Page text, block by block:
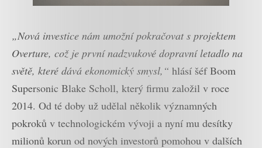
„Nová investice nám umožní pokračovat s projektem
Overture, což je první nadzvukové dopravní letadlo na
světě, které dává ekonomický smysl,“ hlásí šéf Boom
Supersonic Blake Scholl, který firmu založil v roce
2014. Od té doby už udělal několik významných
pokroků v technologickém vývoji a nyní mu desítky
milionů korun od nových investorů pomohou v dalších